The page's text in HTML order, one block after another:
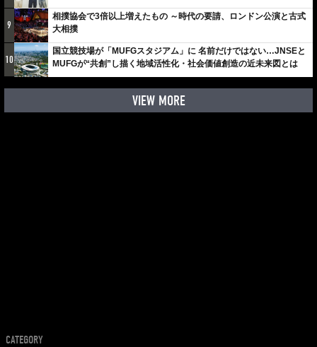
しみでしかないでしょ。川崎は、ずっと成長曲線だから」
9
相撲協会で3倍以上増えたもの ～時代の要請、ロンドン公演と古式
大相撲
10
国立競技場が「MUFGスタジアム」に 名前だけではない…JNSEと
MUFGが“共創”し描く地域活性化・社会価値創造の近未来図とは
VIEW MORE
CATEGORY